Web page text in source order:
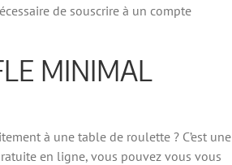
de souscrire à un compte
MINIMAL
à une table de roulette ? C’est une
en ligne, vous pouvez vous vous